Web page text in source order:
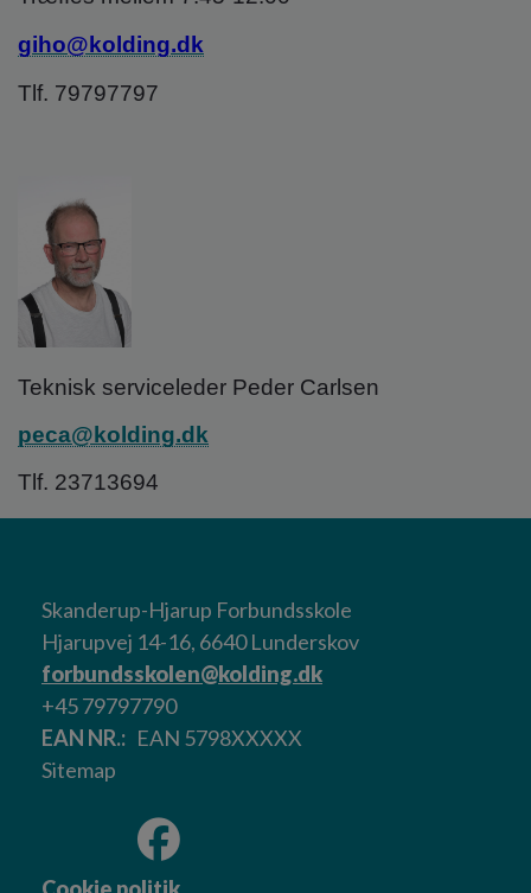
giho@kolding.dk
Tlf. 79797797
Teknisk serviceleder Peder Carlsen
peca@kolding.dk
Tlf. 23713694
Skanderup-Hjarup Forbundsskole
Hjarupvej 14-16, 6640 Lunderskov
forbundsskolen@kolding.dk
+45 79797790
EAN NR.
EAN 5798XXXXX
Sitemap